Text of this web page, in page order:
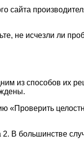
сайта
не исчезли ли
из способов их
«Проверить
В большинстве